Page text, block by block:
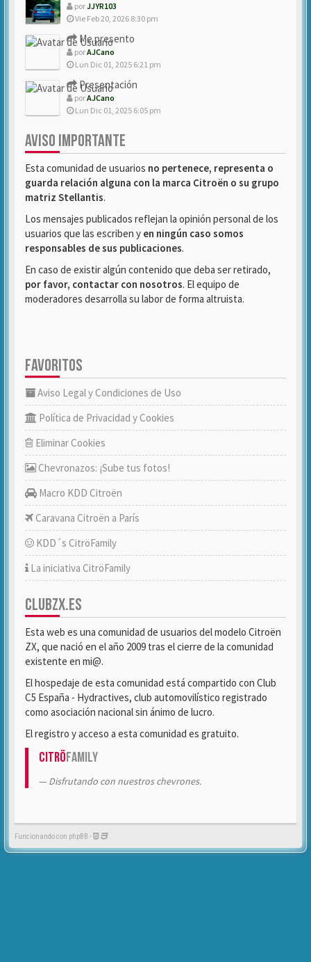
porJJYR103
Vie Feb 20, 2026 8:30 pm
Me presento
porAJCano
Lun Dic 01, 2025 6:21 pm
Presentación
porAJCano
Lun Dic 01, 2025 6:05 pm
AVISO IMPORTANTE
Esta comunidad de usuarios no pertenece, representa o
guarda relación alguna con la marca Citroën o su grupo
matriz Stellantis.
Los mensajes publicados reflejan la opinión personal de los
usuarios que las escriben y en ningún caso somos
responsables de sus publicaciones.
En caso de existir algún contenido que deba ser retirado,
por favor, contactar con nosotros. El equipo de
moderadores desarrolla su labor de forma altruista.
FAVORITOS
Aviso Legal y Condiciones de Uso
Política de Privacidad y Cookies
Eliminar Cookies
Chevronazos: ¡Sube tus fotos!
Macro KDD Citroën
Caravana Citroën a París
KDD´s CitröFamily
La iniciativa CitröFamily
CLUBZX.ES
Esta web es una comunidad de usuarios del modelo Citroën
ZX, que nació en el año 2009 tras el cierre de la comunidad
existente en mi@.
El hospedaje de esta comunidad está compartido con Club
C5 España - Hydractives, club automovilístico registrado
como asociación nacional sin ánimo de lucro.
El registro y acceso a esta comunidad es gratuito.
CitröFamily
Disfrutando con nuestros chevrones.
Funcionando con phpBB -